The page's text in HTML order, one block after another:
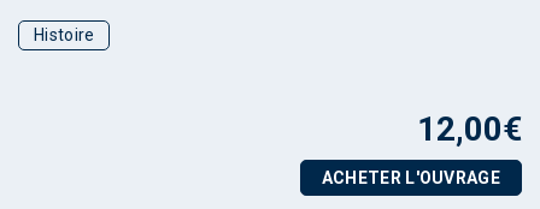
Histoire
12,00€
ACHETER L'OUVRAGE